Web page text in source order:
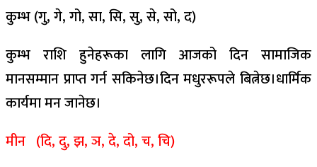
कुम्भ (गु, गे, गो, सा, सि, सु, से, सो, द)
कुम्भ राशि हुनेहरूका लागि आजको दिन सामाजिक
मानसम्मान प्राप्त गर्न सकिनेछ।दिन मधुररूपले बित्नेछ।धार्मिक
कार्यमा मन जानेछ।
मीन (दि, दु, झ, ञ, दे, दो, च, चि)